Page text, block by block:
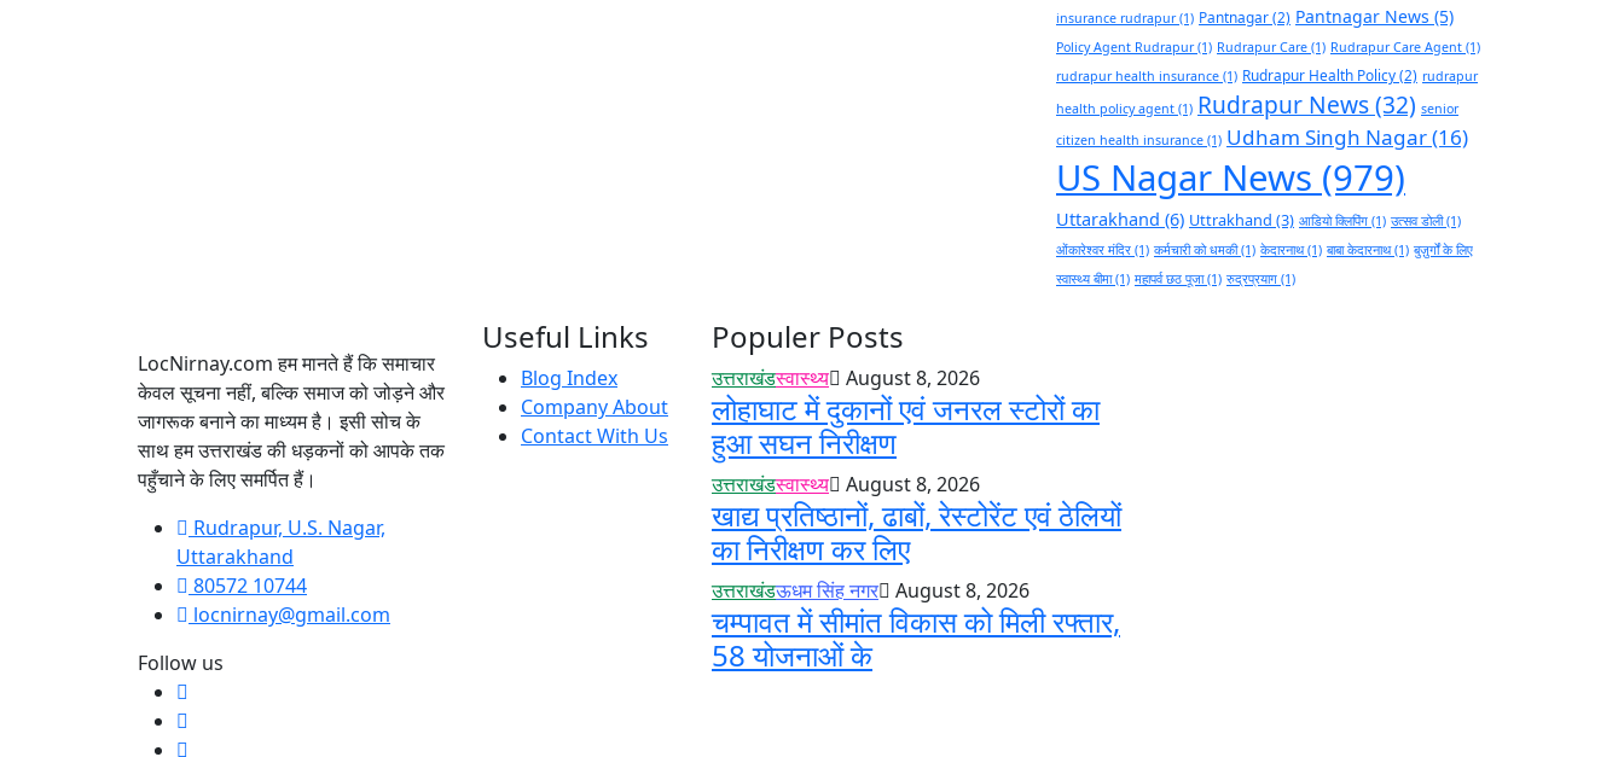
insurance rudrapur(1) Pantnagar(2) Pantnagar News (5)
Policy Agent Rudrapur(1) Rudrapur Care (1) Rudrapur Care Agent (1)
rudrapur health insurance (1) Rudrapur Health Policy(2) rudrapur
health policy agent (1) Rudrapur News(32) senior
citizen health insurance (1) Udham Singh Nagar(16)
US Nagar News (979)
Uttarakhand (6) Uttrakhand (3) आडियो क्लिपिंग (1) उत्सव डोली(1)
ओंकारेश्वर मंदिर (1) कर्मचारी को धमकी(1) केदारनाथ(1) बाबा केदारनाथ(1) बुज़ुर्गों के लिए
स्वास्थ्य बीमा(1) महापर्व छठ पूजा(1) रुद्रप्रयाग (1)
LocNirnay.com हम मानते हैं कि समाचार
केवल सूचना नहीं, बल्कि समाज को जोड़ने और
जागरूक बनाने का माध्यम है। इसी सोच के
साथ हम उत्तराखंड की धड़कनों को आपके तक
पहुँचाने के लिए समर्पित हैं।
Rudrapur, U.S. Nagar,
Uttarakhand
80572 10744
locnirnay@gmail.com
Follow us
Useful Links
Blog Index
Company About
Contact With Us
Populer Posts
उत्तराखंडस्वास्थ्य August 8, 2026
लोहाघाट में दुकानों एवं जनरल स्टोरों का
हुआ सघन निरीक्षण
उत्तराखंडस्वास्थ्य August 8, 2026
खाद्य प्रतिष्ठानों, ढाबों, रेस्टोरेंट एवं ठेलियों
का निरीक्षण कर लिए
उत्तराखंडऊधम सिंह नगर August 8, 2026
चम्पावत में सीमांत विकास को मिली रफ्तार,
58 योजनाओं के